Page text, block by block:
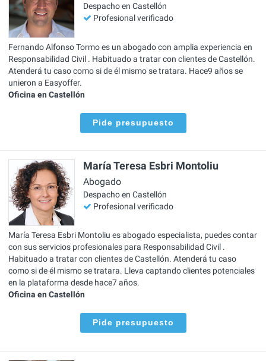
Despacho en Castellón
Profesional verificado
Fernando Alfonso Tormo es un abogado con amplia experiencia en
Responsabilidad Civil . Habituado a tratar con clientes de Castellón.
Atenderá tu caso como si de él mismo se tratara. Hace9 años se
unieron a Easyoffer.
Oficina en Castellón
Pide presupuesto
María Teresa Esbri Montoliu
Abogado
Despacho en Castellón
Profesional verificado
María Teresa Esbri Montoliu es abogado especialista, puedes contar
con sus servicios profesionales para Responsabilidad Civil .
Habituado a tratar con clientes de Castellón. Atenderá tu caso
como si de él mismo se tratara. Lleva captando clientes potenciales
en la plataforma desde hace7 años.
Oficina en Castellón
Pide presupuesto